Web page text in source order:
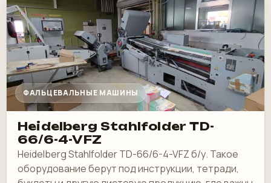
ФАЛЬЦЕВАЛЬНЫЕ МАШИНЫ
Heidelberg Stahlfolder TD-
66/6-4-VFZ
Heidelberg Stahlfolder TD-66/6-4-VFZ б/у. Такое
оборудование берут под инструкции, тетради,